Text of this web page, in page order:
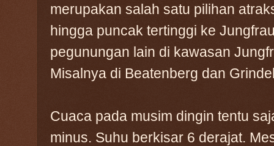
merupakan salah satu pilihan
hingga puncak tertinggi ke
pegunungan lain di kawasan
Misalnya di Beatenberg dan
Cuaca pada musim dingin tentu
minus. Suhu berkisar 6 derajat.